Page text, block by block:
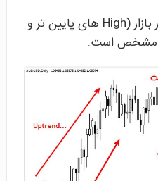
در تصویر زیر نیز روند نزولی در بازار (High های پایین تر و